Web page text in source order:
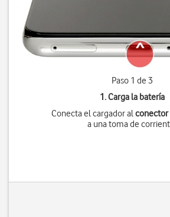
Paso 1 de 3
1. Carga la batería
Conecta el cargador alconector
a una toma de